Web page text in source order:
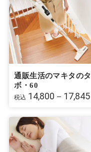
通販生活のマキタの
ボ・60
税込 14,800－17,845